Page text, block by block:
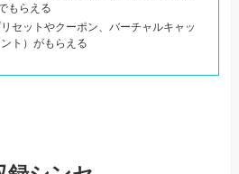
もらえる
セットやクーポン、バーチャルキャッ
ト）がもらえる